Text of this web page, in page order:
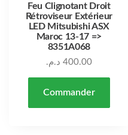
Feu Clignotant Droit
Rétroviseur Extérieur
LED Mitsubishi ASX
Maroc 13-17 =>
8351A068
400.00 د.م.
Commander